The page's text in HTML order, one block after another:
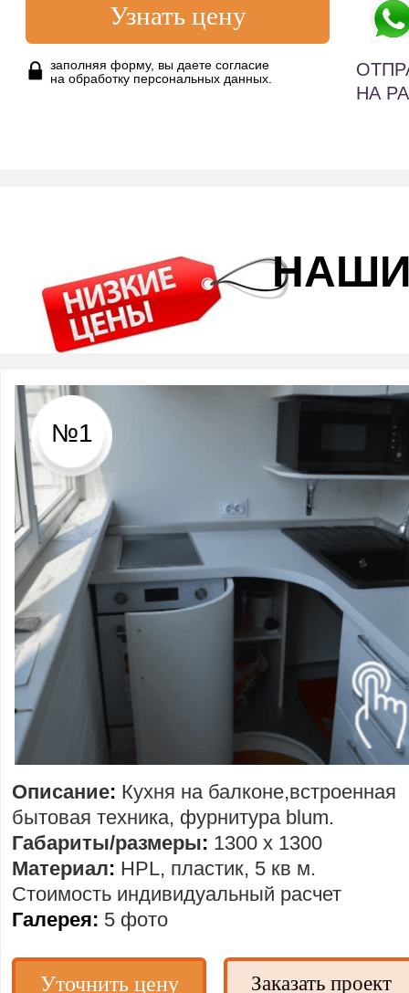
Уточнить цену
НА
заполняя форму, вы даете согласие
на обработку персональных данных.
Описание: Кухня на балконе,встроенная
бытовая техника, фурнитура blum.
Габариты/размеры: 1300 х 1300
Материал: HPL, пластик, 5 кв м.
Стоимость индивидуальный расчет
Галерея: 5 фото
Заказать проект
№1
Узнать цену